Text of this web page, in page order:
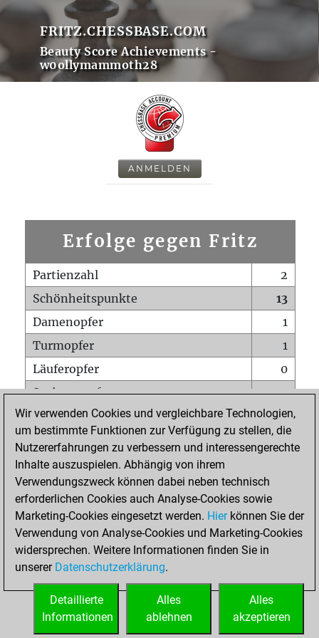
FRITZ.CHESSBASE.COM
Beauty Score Achievements -
w0ollymammoth28
ANMELDEN
Erfolge gegen Fritz
Partienzahl
2
Schönheitspunkte
13
Damenopfer
1
Turmopfer
1
Läuferopfer
0
Springeropfer
0
Bauernopfer
0
Matt auf vollem Brett
0
Bauer setzt Matt
Erstickte Matts
Unterverwandlungen
0
Türme auf der siebten
0
STARTSEITE
Wir verwenden Cookies und vergleichbare Technologien,
um bestimmte Funktionen zur Verfügung zu stellen, die
Nutzererfahrungen zu verbessern und interessengerechte
Inhalte auszuspielen. Abhängig von ihrem
Verwendungszweck können dabei neben technisch
erforderlichen Cookies auch Analyse-Cookies sowie
Marketing-Cookies eingesetzt werden. Hierkönnen Sie der
Verwendung von Analyse-Cookies und Marketing-Cookies
widersprechen. Weitere Informationen finden Sie in
unserer Datenschutzerklärung.
Alles
akzeptieren
Alles
ablehnen
Detaillierte
Informationen